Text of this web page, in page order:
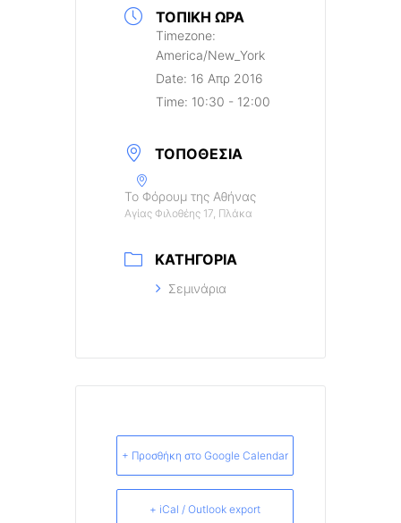
ΤΟΠΙΚΉ ΏΡΑ
Timezone:
America/New_York
Date: 16 Απρ 2016
Time: 10:30 - 12:00
ΤΟΠΟΘΕΣΊΑ
Το Φόρουμ της Αθήνας
Αγίας Φιλοθέης 17, Πλάκα
ΚΑΤΗΓΟΡΊΑ
Σεμινάρια
+ Προσθήκη στο Google Calendar
+ iCal / Outlook export